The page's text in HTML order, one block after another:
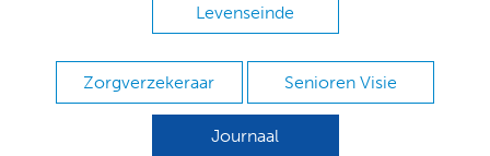
Levenseinde
Zorgverzekeraar Senioren Visie
Journaal